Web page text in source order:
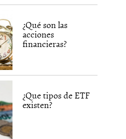
¿Qué son las
acciones
financieras?
¿Que tipos de ETF
existen?